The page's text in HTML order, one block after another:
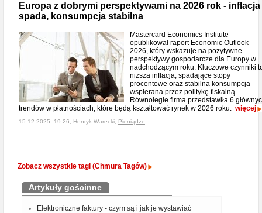
Europa z dobrymi perspektywami na 2026 rok - inflacja
spada, konsumpcja stabilna
Mastercard Economics Institute
opublikował raport Economic Outlook
2026, który wskazuje na pozytywne
perspektywy gospodarcze dla Europy w
nadchodzącym roku. Kluczowe czynniki
niższa inflacja, spadające stopy
procentowe oraz stabilna konsumpcja
wspierana przez politykę fiskalną.
Równolegle firma przedstawiła 6
trendów w płatnościach, które będą kształtować rynek w 2026 roku. więcej
15-12-2025, 19:26, Henryk Warecki, Pieniądze
Zobacz wszystkie tagi (Chmura Tagów)
Artykuły gościnne
Elektroniczne faktury - czym są i jak je wystawiać